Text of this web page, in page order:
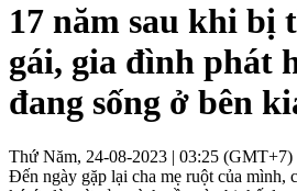
17 năm sau khi bị
gái, gia đình phát
đang sống ở bên
Thứ Năm, 24-08-2023 | 03:25 (GMT+7)
Đến ngày gặp lại cha mẹ ruột của mình,